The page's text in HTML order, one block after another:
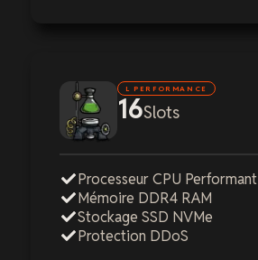
L PERFORMANCE
16Slots
Processeur CPU Performant
Mémoire DDR4 RAM
Stockage SSD NVMe
Protection DDoS